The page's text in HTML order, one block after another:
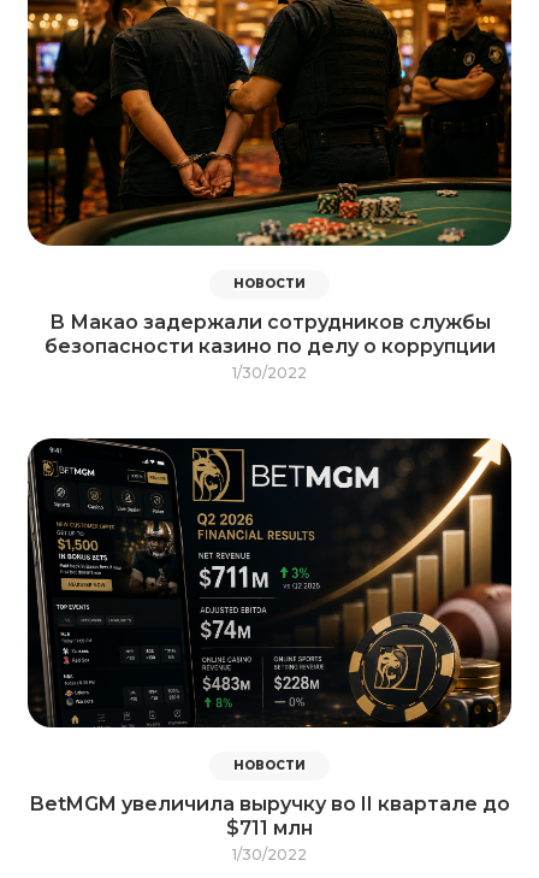
НОВОСТИ
В Макао задержали сотрудников службы
безопасности казино по делу о коррупции
1/30/2022
НОВОСТИ
BetMGM увеличила выручку во II квартале до
$711 млн
1/30/2022